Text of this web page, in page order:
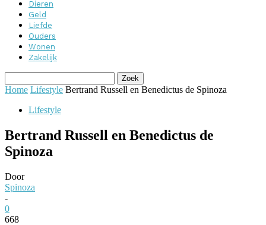
Dieren
Geld
Liefde
Ouders
Wonen
Zakelijk
Home Lifestyle Bertrand Russell en Benedictus de Spinoza
Lifestyle
Bertrand Russell en Benedictus de
Spinoza
Door
Spinoza
-
0
668